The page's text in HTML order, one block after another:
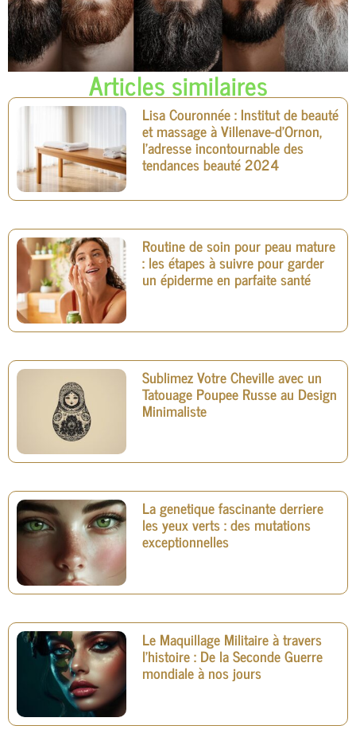
Articles similaires
Lisa Couronnée : Institut de beauté
et massage à Villenave-d’Ornon,
l’adresse incontournable des
tendances beauté 2024
Routine de soin pour peau mature
: les étapes à suivre pour garder
un épiderme en parfaite santé
Sublimez Votre Cheville avec un
Tatouage Poupee Russe au Design
Minimaliste
La genetique fascinante derriere
les yeux verts : des mutations
exceptionnelles
Le Maquillage Militaire à travers
l’histoire : De la Seconde Guerre
mondiale à nos jours